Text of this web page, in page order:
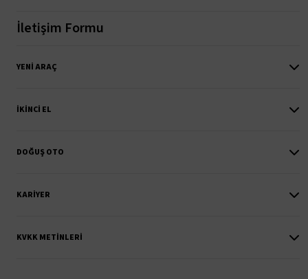
İletişim Formu
YENI ARAÇ
İKINCI EL
DOĞUŞ OTO
KARIYER
KVKK METINLERI